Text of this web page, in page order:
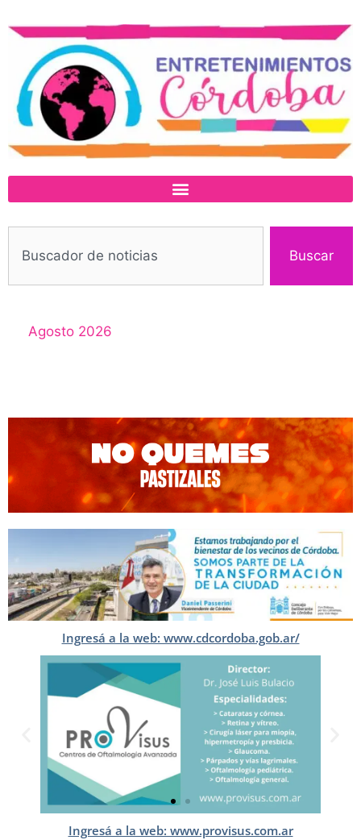
Buscar
Agosto 2026
Ingresá a la web: www.cdcordoba.gob.ar/
Ingresá a la web: www.provisus.com.ar